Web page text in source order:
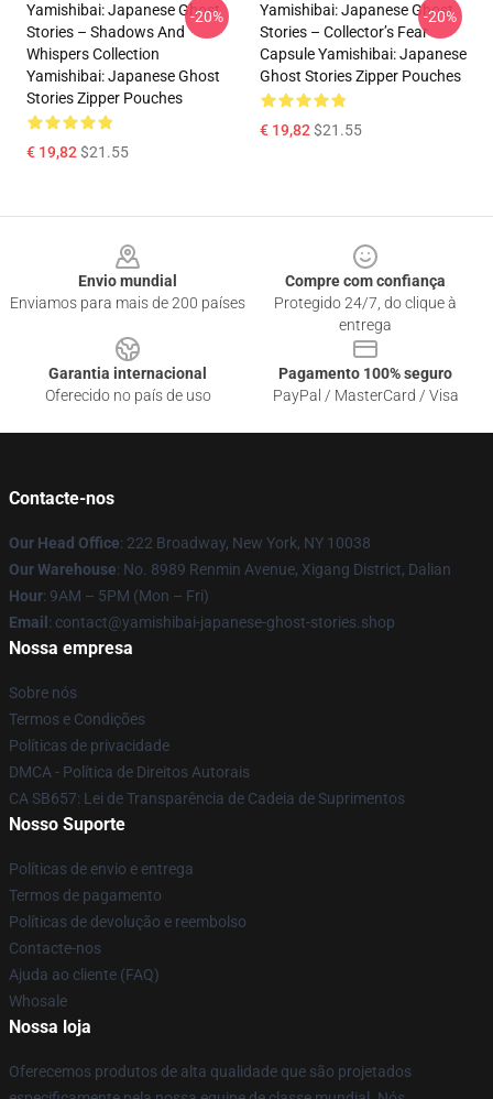
Yamishibai: Japanese Ghost
Stories – Shadows And
Whispers Collection
Yamishibai: Japanese Ghost
Stories Zipper Pouches
€ 19,82$21.55
-20%
Yamishibai: Japanese Ghost
Stories – Collector’s Fear
Capsule Yamishibai: Japanese
Ghost Stories Zipper Pouches
€ 19,82$21.55
-20%
Envio mundial
Enviamos para mais de 200 países
Compre com confiança
Protegido 24/7, do clique à
entrega
Garantia internacional
Oferecido no país de uso
Pagamento 100% seguro
PayPal / MasterCard / Visa
Contacte-nos
Our Head Office: 222 Broadway, New York, NY 10038
Our Warehouse: No. 8989 Renmin Avenue, Xigang District, Dalian
Hour: 9AM – 5PM (Mon – Fri)
Email : contact@yamishibai-japanese-ghost-stories.shop
Nossa empresa
Sobre nós
Termos e Condições
Políticas de privacidade
DMCA - Política de Direitos Autorais
CA SB657: Lei de Transparência de Cadeia de Suprimentos
Nosso Suporte
Políticas de envio e entrega
Termos de pagamento
Políticas de devolução e reembolso
Contacte-nos
Ajuda ao cliente (FAQ)
Whosale
Nossa loja
Oferecemos produtos de alta qualidade que são projetados